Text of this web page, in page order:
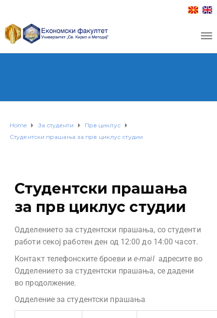
Home За студенти
Прв циклус
Студентски прашања за прв циклус студии
Студентски прашања
за прв циклус студии
Одделението за студентски прашања, со студенти
работи секој работен ден од 12:00 до 14:00 часот.
Контакт телефонските броеви иe-mail адресите во
Одделението за студентски прашања, се дадени
во продолжение.
Оддeление за студентски прашања